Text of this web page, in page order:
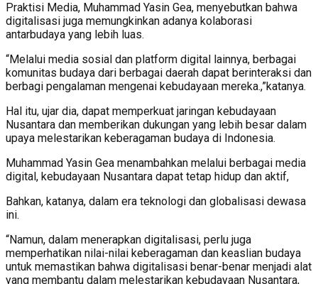
Praktisi Media, Muhammad Yasin Gea, menyebutkan bahwa
digitalisasi juga memungkinkan adanya kolaborasi
antarbudaya yang lebih luas.
“Melalui media sosial dan platform digital lainnya, berbagai
komunitas budaya dari berbagai daerah dapat berinteraksi dan
berbagi pengalaman mengenai kebudayaan mereka.,”katanya.
Hal itu, ujar dia, dapat memperkuat jaringan kebudayaan
Nusantara dan memberikan dukungan yang lebih besar dalam
upaya melestarikan keberagaman budaya di Indonesia.
Muhammad Yasin Gea menambahkan melalui berbagai media
digital, kebudayaan Nusantara dapat tetap hidup dan aktif,
Bahkan, katanya, dalam era teknologi dan globalisasi dewasa
ini.
“Namun, dalam menerapkan digitalisasi, perlu juga
memperhatikan nilai-nilai keberagaman dan keaslian budaya
untuk memastikan bahwa digitalisasi benar-benar menjadi alat
yang membantu dalam melestarikan kebudayaan Nusantara,